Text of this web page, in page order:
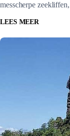
messcherpe
LEES MEER